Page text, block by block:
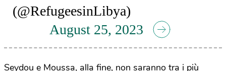
(@RefugeesinLibya)
August 25, 2023
Seydou e Moussa, alla fine, non saranno tra i più